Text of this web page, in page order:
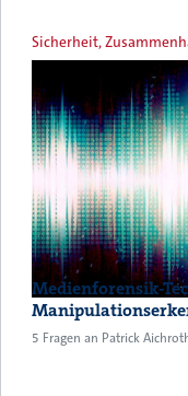
Sicherheit,
Medienforensik-
5 Fragen an Patrick